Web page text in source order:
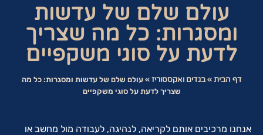
עולם שלם של עדשות
ומסגרות: כל מה שצריך
לדעת על סוגי משקפיים
דף הבית »בגדים ואקססוריז »עולם שלם של עדשות ומסגרות: כל מה
שצריך לדעת על סוגי משקפיים
אנחנו מרכיבים אותם לקריאה, לנהיגה, לעבודה מול מחשב או